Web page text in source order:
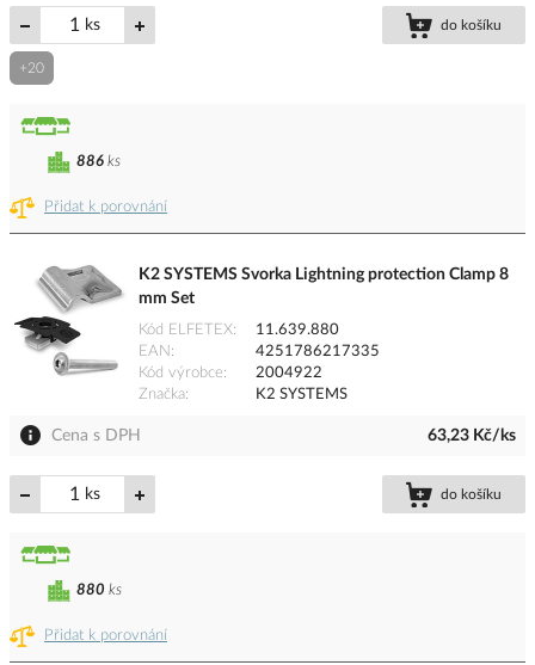
ks do košíku
+20
Přidat k porovnání
886 ks
K2 SYSTEMS Svorka Lightning protection Clamp 8
mm Set
Kód ELFETEX
11.639.880
EAN
4251786217335
Kód výrobce
2004922
Značka
K2 SYSTEMS
Cena s DPH 63,23 Kč/ks
ks do košíku
Přidat k porovnání
880 ks